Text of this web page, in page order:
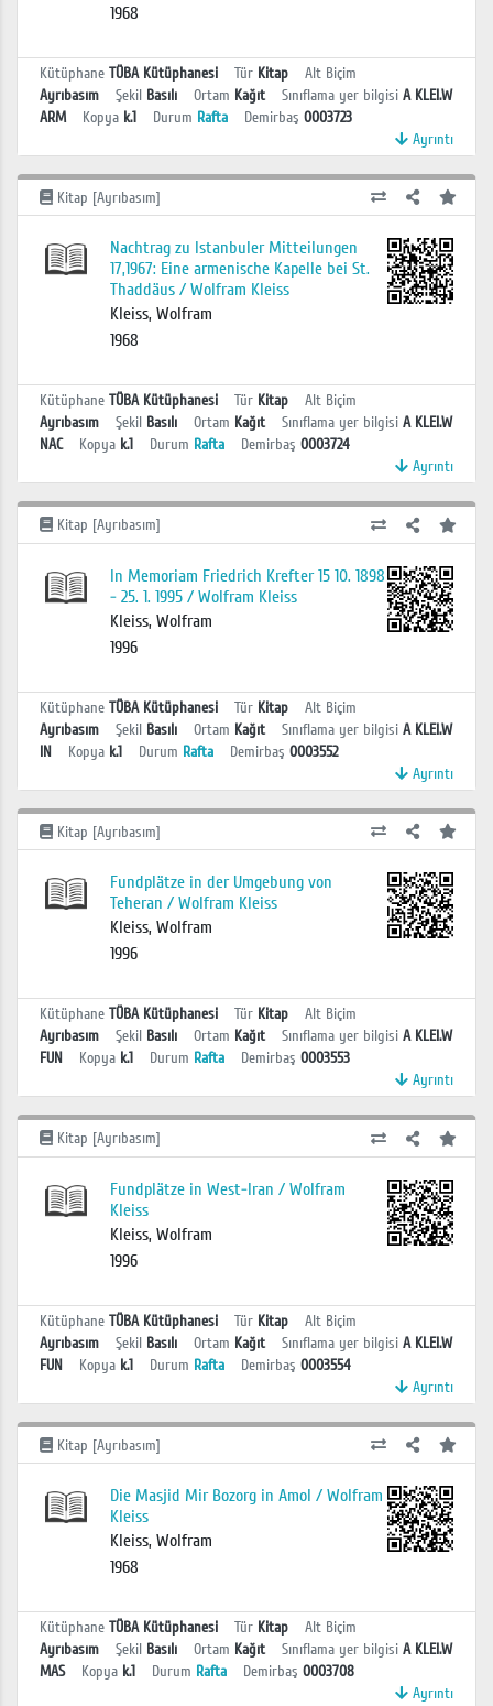
1968
Kütüphane TÜBA Kütüphanesi Tür Kitap
Alt Biçim
Ayrıbasım
Şekil Basılı Ortam Kağıt Sınıflama yer bilgisi A KLEI.W
ARM
Kopya k.1 Durum Rafta Demirbaş 0003723
Ayrıntı
Kitap [Ayrıbasım]
Nachtrag zu Istanbuler Mitteilungen
17,1967: Eine armenische Kapelle bei St.
Thaddäus / Wolfram Kleiss
Kleiss, Wolfram
1968
Kütüphane TÜBA Kütüphanesi Tür Kitap
Alt Biçim
Ayrıbasım
Şekil Basılı Ortam Kağıt Sınıflama yer bilgisi A KLEI.W
NAC
Kopya k.1 Durum Rafta Demirbaş 0003724
Ayrıntı
Kitap [Ayrıbasım]
In Memoriam Friedrich Krefter 15 10. 1898
- 25. 1. 1995 / Wolfram Kleiss
Kleiss, Wolfram
1996
Kütüphane TÜBA Kütüphanesi Tür Kitap
Alt Biçim
Ayrıbasım
Şekil Basılı Ortam Kağıt Sınıflama yer bilgisi A KLEI.W
IN
Kopya k.1 Durum Rafta Demirbaş 0003552
Ayrıntı
Kitap [Ayrıbasım]
Fundplätze in der Umgebung von
Teheran / Wolfram Kleiss
Kleiss, Wolfram
1996
Kütüphane TÜBA Kütüphanesi Tür Kitap
Alt Biçim
Ayrıbasım
Şekil Basılı Ortam Kağıt Sınıflama yer bilgisi A KLEI.W
FUN
Kopya k.1 Durum Rafta Demirbaş 0003553
Ayrıntı
Kitap [Ayrıbasım]
Fundplätze in West-Iran / Wolfram
Kleiss
Kleiss, Wolfram
1996
Kütüphane TÜBA Kütüphanesi Tür Kitap
Alt Biçim
Ayrıbasım
Şekil Basılı Ortam Kağıt Sınıflama yer bilgisi A KLEI.W
FUN
Kopya k.1 Durum Rafta Demirbaş 0003554
Ayrıntı
Kitap [Ayrıbasım]
Die Masjid Mir Bozorg in Amol / Wolfram
Kleiss
Kleiss, Wolfram
1968
Kütüphane TÜBA Kütüphanesi Tür Kitap
Alt Biçim
Ayrıbasım
Şekil Basılı Ortam Kağıt Sınıflama yer bilgisi A KLEI.W
MAS
Kopya k.1 Durum Rafta Demirbaş 0003708
Ayrıntı